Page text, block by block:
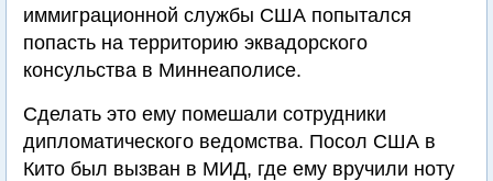
иммиграционной службы США попытался
попасть на территорию эквадорского
консульства в Миннеаполисе.
Сделать это ему помешали сотрудники
дипломатического ведомства. Посол США в
Кито был вызван в МИД, где ему вручили ноту